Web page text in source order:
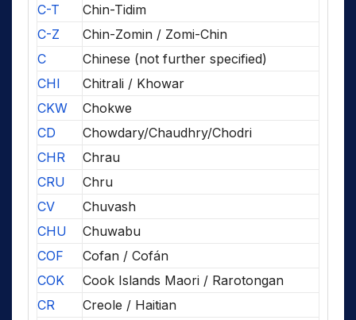
C-T
Chin-Tidim
C-Z
Chin-Zomin / Zomi-Chin
C
Chinese (not further specified)
CHI
Chitrali / Khowar
CKW
Chokwe
CD
Chowdary/Chaudhry/Chodri
CHR
Chrau
CRU
Chru
CV
Chuvash
CHU
Chuwabu
COF
Cofan / Cofán
COK
Cook Islands Maori / Rarotongan
CR
Creole / Haitian